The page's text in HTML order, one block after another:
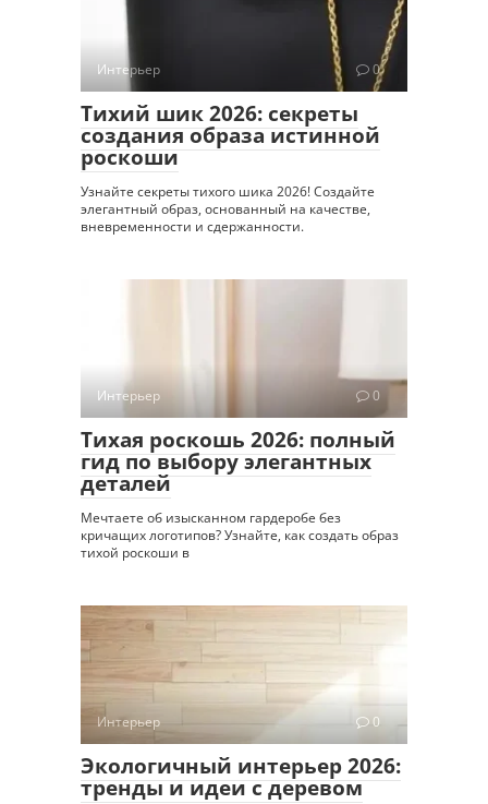
Интерьер 0
Тихий шик 2026: секреты
создания образа истинной
роскоши
Узнайте секреты тихого шика 2026! Создайте
элегантный образ, основанный на качестве,
вневременности и сдержанности.
Интерьер 0
Тихая роскошь 2026: полный
гид по выбору элегантных
деталей
Мечтаете об изысканном гардеробе без
кричащих логотипов? Узнайте, как создать образ
тихой роскоши в
Интерьер 0
Экологичный интерьер 2026:
тренды и идеи с деревом